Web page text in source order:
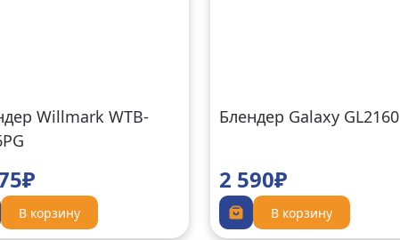
Willmark WTB-
В корзину
Блендер Galaxy GL2160
2 590₽
В корзину